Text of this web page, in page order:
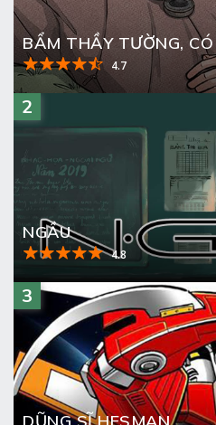
BẨM THẦY TƯỜNG,
4.7
2
NGẦU
4.8
3